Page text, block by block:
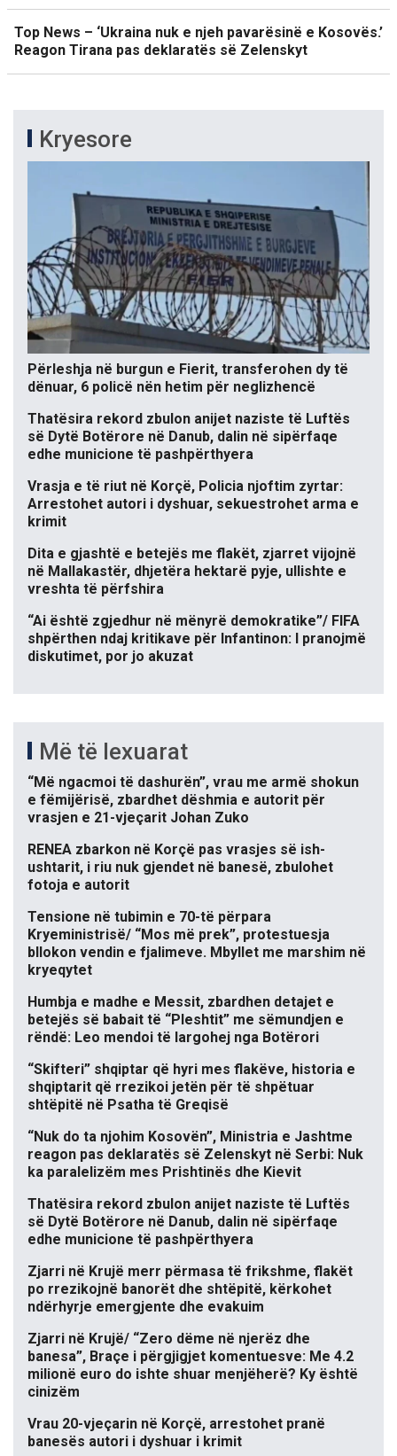
Top News – ‘Ukraina nuk e njeh pavarësinë e Kosovës.’
Reagon Tirana pas deklaratës së Zelenskyt
Kryesore
Përleshja në burgun e Fierit, transferohen dy të
dënuar, 6 policë nën hetim për neglizhencë
Thatësira rekord zbulon anijet naziste të Luftës
së Dytë Botërore në Danub, dalin në sipërfaqe
edhe municione të pashpërthyera
Vrasja e të riut në Korçë, Policia njoftim zyrtar:
Arrestohet autori i dyshuar, sekuestrohet arma e
krimit
Dita e gjashtë e betejës me flakët, zjarret vijojnë
në Mallakastër, dhjetëra hektarë pyje, ullishte e
vreshta të përfshira
“Ai është zgjedhur në mënyrë demokratike”/ FIFA
shpërthen ndaj kritikave për Infantinon: I pranojmë
diskutimet, por jo akuzat
Më të lexuarat
“Më ngacmoi të dashurën”, vrau me armë shokun
e fëmijërisë, zbardhet dëshmia e autorit për
vrasjen e 21-vjeçarit Johan Zuko
RENEA zbarkon në Korçë pas vrasjes së ish-
ushtarit, i riu nuk gjendet në banesë, zbulohet
fotoja e autorit
Tensione në tubimin e 70-të përpara
Kryeministrisë/ “Mos më prek”, protestuesja
bllokon vendin e fjalimeve. Mbyllet me marshim në
kryeqytet
Humbja e madhe e Messit, zbardhen detajet e
betejës së babait të “Pleshtit” me sëmundjen e
rëndë: Leo mendoi të largohej nga Botërori
“Skifteri” shqiptar që hyri mes flakëve, historia e
shqiptarit që rrezikoi jetën për të shpëtuar
shtëpitë në Psatha të Greqisë
“Nuk do ta njohim Kosovën”, Ministria e Jashtme
reagon pas deklaratës së Zelenskyt në Serbi: Nuk
ka paralelizëm mes Prishtinës dhe Kievit
Thatësira rekord zbulon anijet naziste të Luftës
së Dytë Botërore në Danub, dalin në sipërfaqe
edhe municione të pashpërthyera
Zjarri në Krujë merr përmasa të frikshme, flakët
po rrezikojnë banorët dhe shtëpitë, kërkohet
ndërhyrje emergjente dhe evakuim
Zjarri në Krujë/ “Zero dëme në njerëz dhe
banesa”, Braçe i përgjigjet komentuesve: Me 4.2
milionë euro do ishte shuar menjëherë? Ky është
cinizëm
Vrau 20-vjeçarin në Korçë, arrestohet pranë
banesës autori i dyshuar i krimit